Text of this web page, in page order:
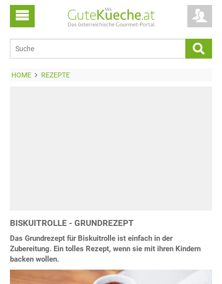
HOME REZEPTE
BISKUITROLLE - GRUNDREZEPT
Das Grundrezept für Biskuitrolle ist einfach in der
Zubereitung. Ein tolles Rezept, wenn sie mit ihren Kindern
backen wollen.